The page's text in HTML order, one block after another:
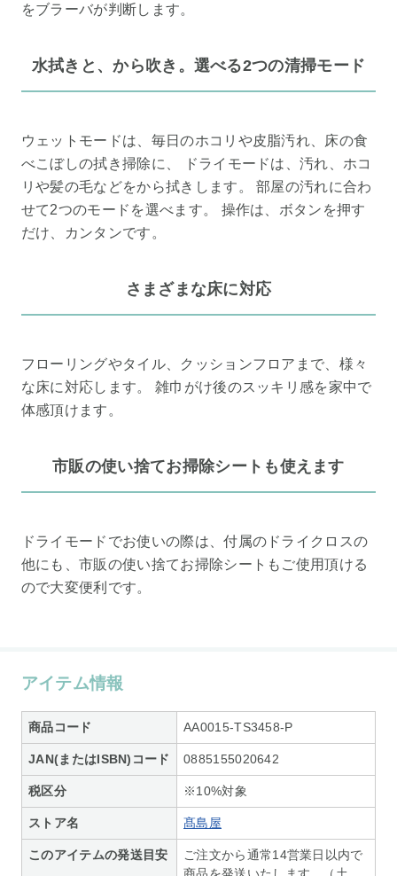
をブラーバが判断します。
水拭きと、から吹き。選べる2つの清掃モード
ウェットモードは、毎日のホコリや皮脂汚れ、床の食
べこぼしの拭き掃除に、 ドライモードは、汚れ、ホコ
リや髪の毛などをから拭きします。 部屋の汚れに合わ
せて2つのモードを選べます。 操作は、ボタンを押す
だけ、カンタンです。
さまざまな床に対応
フローリングやタイル、クッションフロアまで、様々
な床に対応します。 雑巾がけ後のスッキリ感を家中で
体感頂けます。
市販の使い捨てお掃除シートも使えます
ドライモードでお使いの際は、付属のドライクロスの
他にも、市販の使い捨てお掃除シートもご使用頂ける
ので大変便利です。
アイテム情報
商品コード AA0015-TS3458-P
JAN(またはISBN)コード 0885155020642
税区分 ※10%対象
ストア名 髙島屋
このアイテムの発送目安
ご注文から通常14営業日以内で